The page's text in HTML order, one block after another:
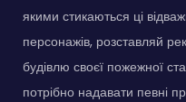
якими стикаються ці
персонажів, розставляй
будівлю своєї пожежної
потрібно надавати певні